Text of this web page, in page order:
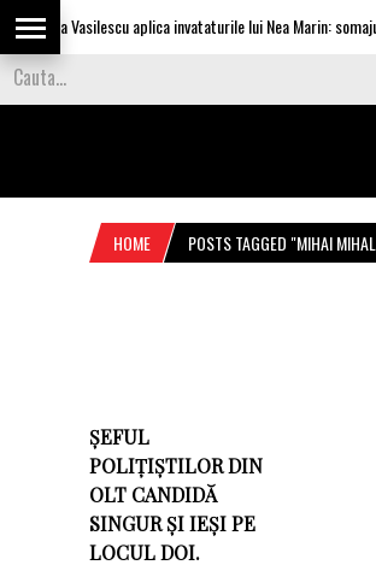
Olguta Vasilescu aplica invataturile lui Nea Marin:
HOME POSTS TAGGED "MIHAI
ȘEFUL
POLIȚIȘTILOR DIN
OLT CANDIDĂ
SINGUR ȘI IEȘI PE
LOCUL DOI.